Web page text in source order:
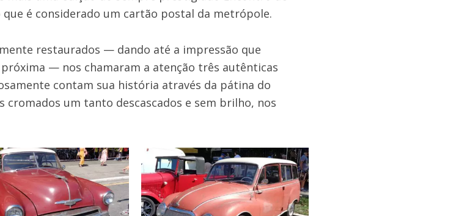
que é considerado um cartão postal da metrópole.
restaurados — dando até a impressão que
— nos chamaram a atenção três autênticas
contam sua história através da pátina do
um tanto descascados e sem brilho, nos